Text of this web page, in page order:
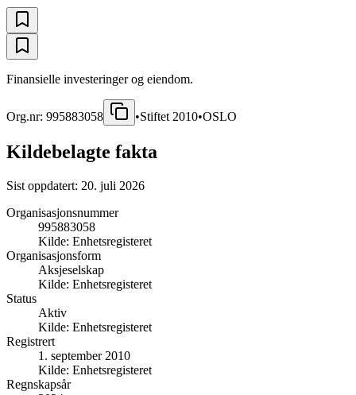
Finansielle investeringer og eiendom.
Org.nr: 995883058 •Stiftet 2010•OSLO
Kildebelagte fakta
Sist oppdatert: 20. juli 2026
Organisasjonsnummer
995883058
Kilde: Enhetsregisteret
Organisasjonsform
Aksjeselskap
Kilde: Enhetsregisteret
Status
Aktiv
Kilde: Enhetsregisteret
Registrert
1. september 2010
Kilde: Enhetsregisteret
Regnskapsår